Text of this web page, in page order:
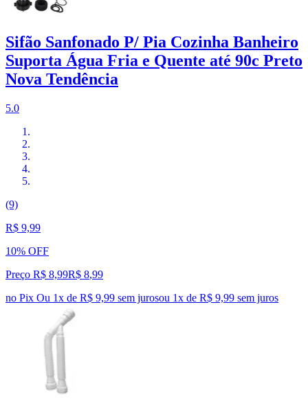
Sifão Sanfonado P/ Pia Cozinha Banheiro
Suporta Água Fria e Quente até 90c Preto
Nova Tendência
5.0
(9)
R$ 9,99
10% OFF
Preço R$ 8,99R$ 8,99
no Pix Ou 1x de R$ 9,99 sem jurosou 1x de R$ 9,99 sem juros